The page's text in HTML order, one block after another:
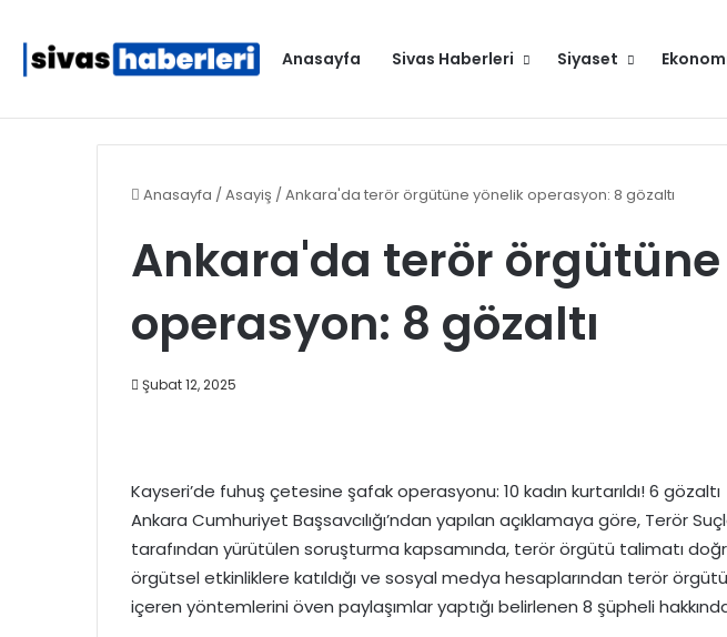
Anasayfa Sivas Haberleri Siyaset
Anasayfa /Asayiş /Ankara'da terör örgütüne yönelik operasyon: 8 gözaltı
Ankara'da terör
operasyon: 8 gözaltı
Şubat 12, 2025
Kayseri’de fuhuş çetesine şafak operasyonu: 10 kadın kurtarıldı! 6 gözaltı
Ankara Cumhuriyet Başsavcılığı’ndan yapılan açıklamaya göre, Terör
tarafından yürütülen soruşturma kapsamında, terör örgütü talimatı
örgütsel etkinliklere katıldığı ve sosyal medya hesaplarından terör
içeren yöntemlerini öven paylaşımlar yaptığı belirlenen 8 şüpheli